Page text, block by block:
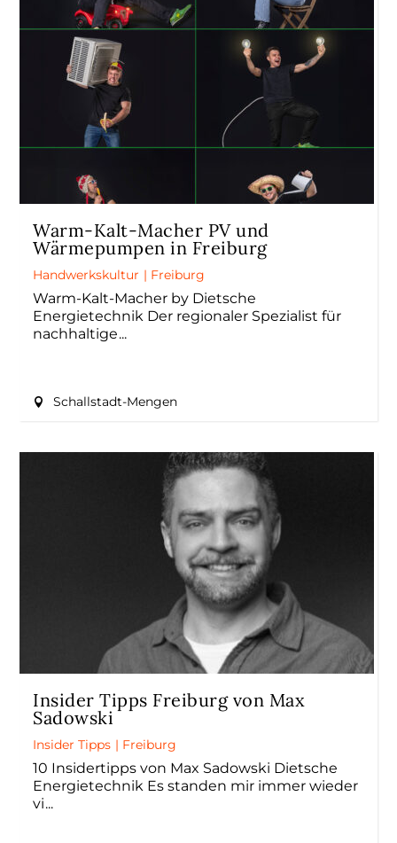
Warm-Kalt-Macher PV und
Wärmepumpen in Freiburg
Handwerkskultur | Freiburg
Warm-Kalt-Macher by Dietsche
Energietechnik Der regionaler Spezialist für
nachhaltige
Schallstadt-Mengen
Insider Tipps Freiburg von Max
Sadowski
Insider Tipps | Freiburg
10 Insidertipps von Max Sadowski Dietsche
Energietechnik Es standen mir immer wieder
vi